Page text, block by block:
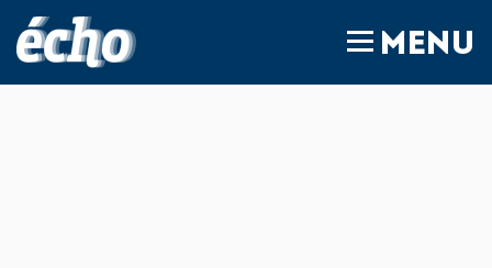
MENU